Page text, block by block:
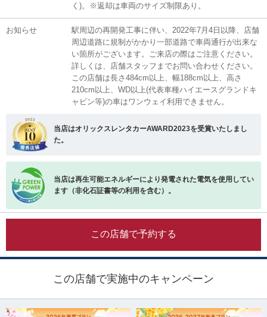
く)。※返却は車両のサイズ制限あり。
お知らせ
駅周辺の再開発工事に伴い、2022年7月4日以降、店舗
周辺道路に規制がかかり一部道路で車両通行が出来な
い箇所がございます。ご来店の際はご注意ください。
詳しくは、店舗スタッフまでお問い合わせください。
この店舗は長さ484cm以上、幅188cm以上、高さ
210cm以上、WD以上(代表車種ハイエースグランドキ
ャビン等)の車はワンウェイ利用できません。
当店はオリックスレンタカーAWARD2023を受賞いたしまし
た。
当店は再生可能エネルギーにより発電された電気を使用してい
ます（非化石証書等の利用を含む）。
この店舗で予約する
この店舗で実施中のキャンペーン